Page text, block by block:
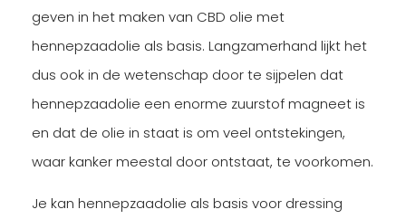
geven in het maken van CBD olie met
hennepzaadolie als basis. Langzamerhand lijkt het
dus ook in de wetenschap door te sijpelen dat
hennepzaadolie een enorme zuurstof magneet is
en dat de olie in staat is om veel ontstekingen,
waar kanker meestal door ontstaat, te voorkomen.
Je kan hennepzaadolie als basis voor dressing